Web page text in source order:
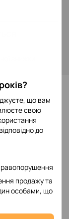
що вам
свою
до
продажу та
особами, що
знижки